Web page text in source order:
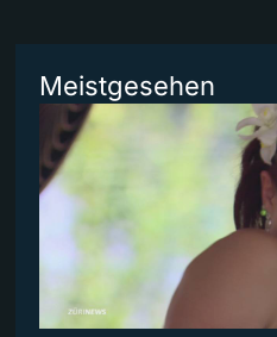
Meistgesehen